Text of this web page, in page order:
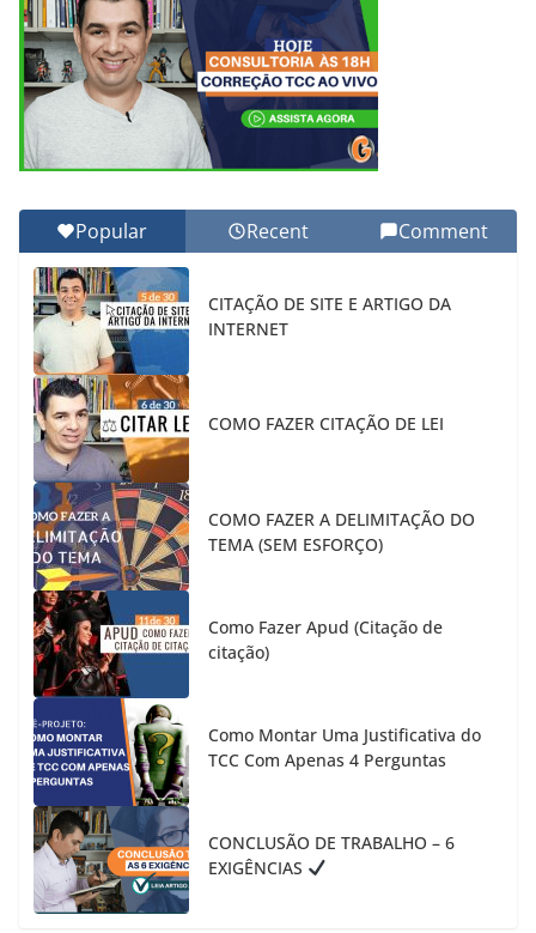
Popular Recent Comment
CITAÇÃO DE SITE E ARTIGO DA
INTERNET
COMO FAZER CITAÇÃO DE LEI
COMO FAZER A DELIMITAÇÃO DO
TEMA (SEM ESFORÇO)
Como Fazer Apud (Citação de
citação)
Como Montar Uma Justificativa do
TCC Com Apenas 4 Perguntas
CONCLUSÃO DE TRABALHO – 6
EXIGÊNCIAS